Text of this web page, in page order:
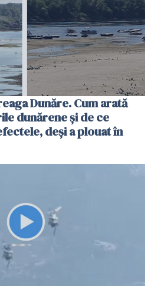
Dunăre. Cum arată
dunărene și de ce
deși a plouat în